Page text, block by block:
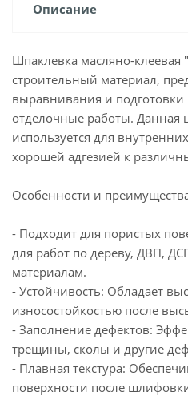
Описание
Шпаклевка масляно-клеевая
строительный материал,
выравнивания и подготовки
отделочные работы. Данная
используется для
хорошей адгезией к
Особенности и
- Подходит для пористых
для работ по дереву, ДВП,
материалам.
- Устойчивость: Обладает
износостойкостью после
- Заполнение дефектов:
трещины, сколы и другие
- Плавная текстура:
поверхности после